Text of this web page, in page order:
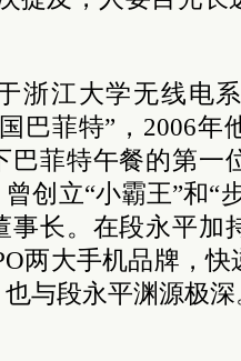
浙江大学无线电
巴菲特”，2006年
巴菲特午餐的第一
创立“小霸王”和“
事长。在段永平加
两大手机品牌，
与段永平渊源极深